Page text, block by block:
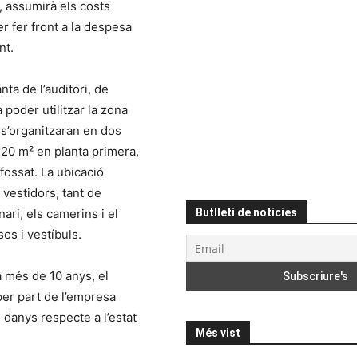
assumirà els costs
fer front a la despesa
de l’auditori, de
poder utilitzar la zona
en dos
m² en planta primera,
La ubicació
vestidors, tant de
els camerins i el
i vestíbuls.
de 10 anys, el
part de l’empresa
respecte a l’estat
Butlletí de notícies
Més vist